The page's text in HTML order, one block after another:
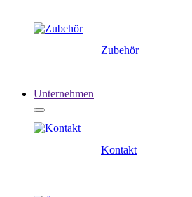
Zubehör
Unternehmen
Kontakt